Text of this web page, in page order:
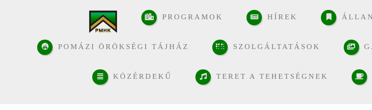
PROGRAMOK HÍREK
POMÁZI ÖRÖKSÉGI TÁJHÁZ SZOLGÁLTATÁSOK
KÖZÉRDEKŰ TERET A TEHETSÉGNEK